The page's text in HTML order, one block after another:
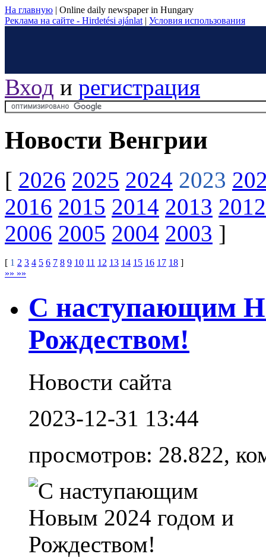
На главную | Online daily newspaper in Hungary
Реклама на сайте - Hirdetési ajánlat | Условия использования
Вход и регистрация
Новости Венгрии
[ 2026 2025 2024 2023
2016 2015 2014 2013 2012
2006 2005 2004 2003 ]
[ 1 2 3 4 5 6 7 8 9 10 11 12 13 14 15 16 17 18 ]
»» »»
С наступающим
Рождеством!
Новости сайта
2023-12-31 13:44
просмотров: 28.822,